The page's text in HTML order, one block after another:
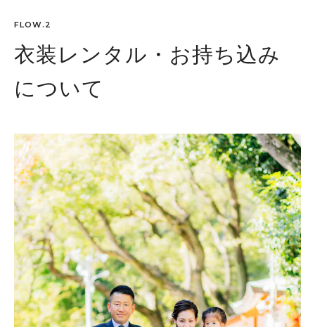
FLOW.2
衣装レンタル・お持ち込み
について